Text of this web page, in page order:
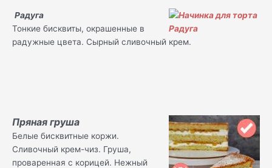
Радуга
Тонкие бисквиты, окрашенные в
радужные цвета. Сырный сливочный крем.
Пряная груша
Белые бисквитные коржи.
Сливочный крем-чиз. Груша,
проваренная с корицей. Нежный